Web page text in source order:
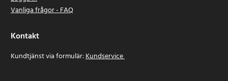
Vanliga frågor - FAQ
Kontakt
Kundtjänst via formulär:Kundservice